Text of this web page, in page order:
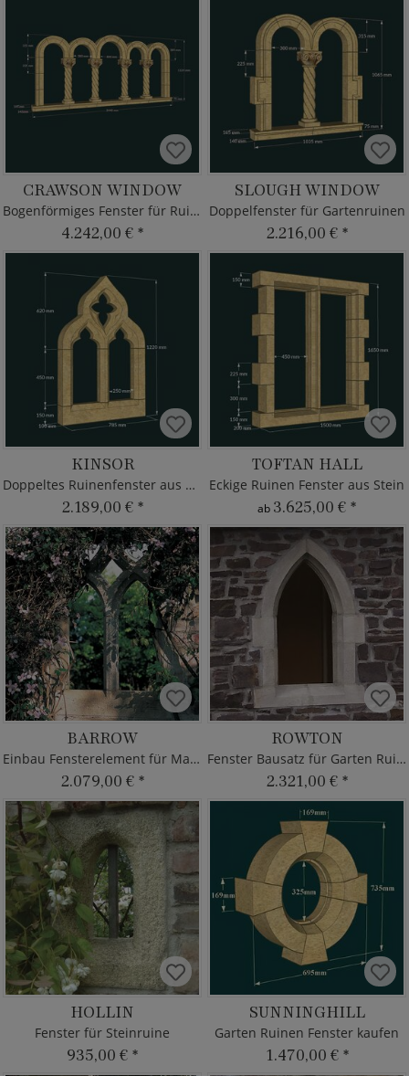
CRAWSON WINDOW
Bogenförmiges Fenster für Ruinen
4.242,00 € *
SLOUGH WINDOW
Doppelfenster für Gartenruinen
2.216,00 € *
KINSOR
Doppeltes Ruinenfenster aus Stein
2.189,00 € *
TOFTAN HALL
Eckige Ruinen Fenster aus Stein
ab 3.625,00 € *
BARROW
Einbau Fensterelement für Mauerruine
2.079,00 € *
ROWTON
Fenster Bausatz für Garten Ruine
2.321,00 € *
HOLLIN
Fenster für Steinruine
935,00 € *
SUNNINGHILL
Garten Ruinen Fenster kaufen
1.470,00 € *